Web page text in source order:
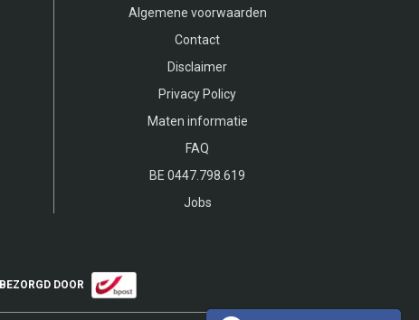
Algemene voorwaarden
Contact
Disclaimer
Privacy Policy
Maten informatie
FAQ
BE 0447.798.619
Jobs
BEZORGD DOOR